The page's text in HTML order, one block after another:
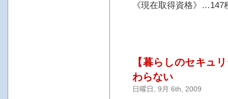
《現在取得資格》…147
【暮らしのセキュ
わらない
日曜日, 9月 6th, 2009